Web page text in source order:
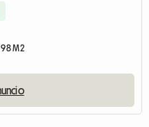
M2